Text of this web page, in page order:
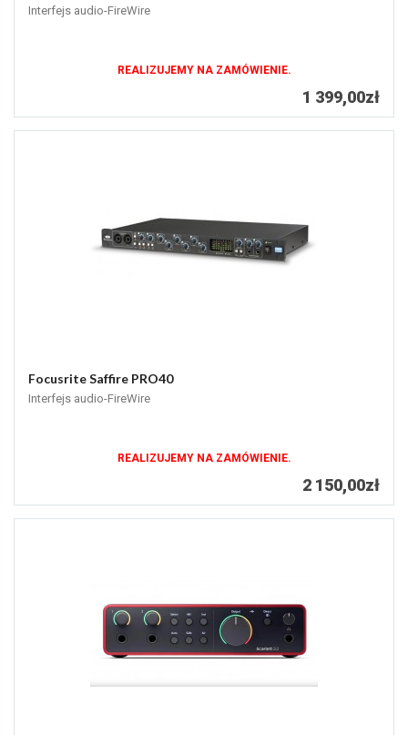
Interfejs audio-FireWire
REALIZUJEMY NA ZAMÓWIENIE.
1 399,00zł
Focusrite Saffire PRO40
Interfejs audio-FireWire
REALIZUJEMY NA ZAMÓWIENIE.
2 150,00zł